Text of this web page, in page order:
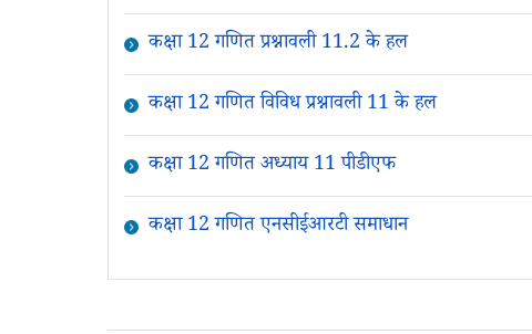
कक्षा 12 गणित प्रश्नावली 11.2 के हल
कक्षा 12 गणित विविध प्रश्नावली 11 के हल
कक्षा 12 गणित अध्याय 11 पीडीएफ
कक्षा 12 गणित एनसीईआरटी समाधान